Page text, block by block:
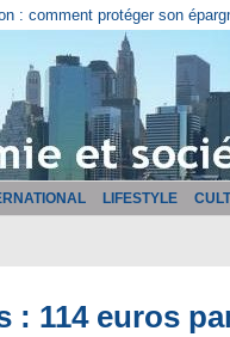
logiciel de facturation ?
LIFESTYLE
: 114 euros